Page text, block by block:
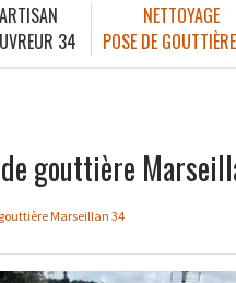
ARTISAN
34
NETTOYAGE
POSE DE
gouttière
Marseillan 34